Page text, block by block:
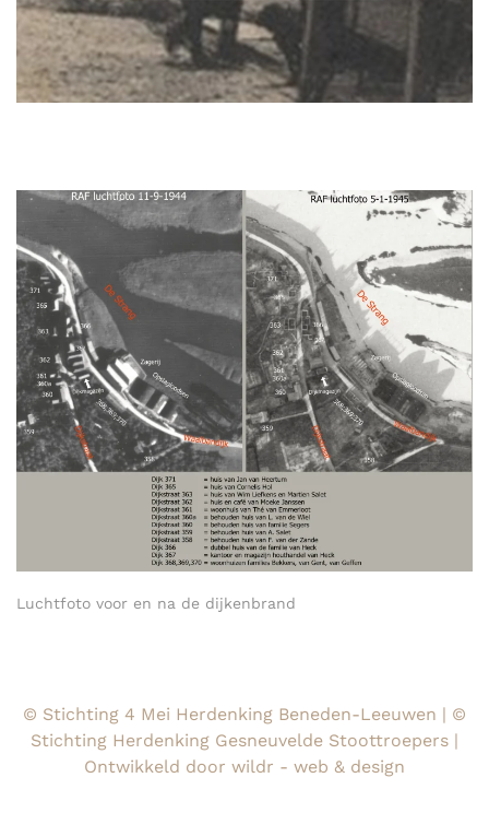
Luchtfoto voor en na de dijkenbrand
© Stichting 4 Mei Herdenking Beneden-Leeuwen | ©
Stichting Herdenking Gesneuvelde Stoottroepers |
Ontwikkeld door wildr - web & design